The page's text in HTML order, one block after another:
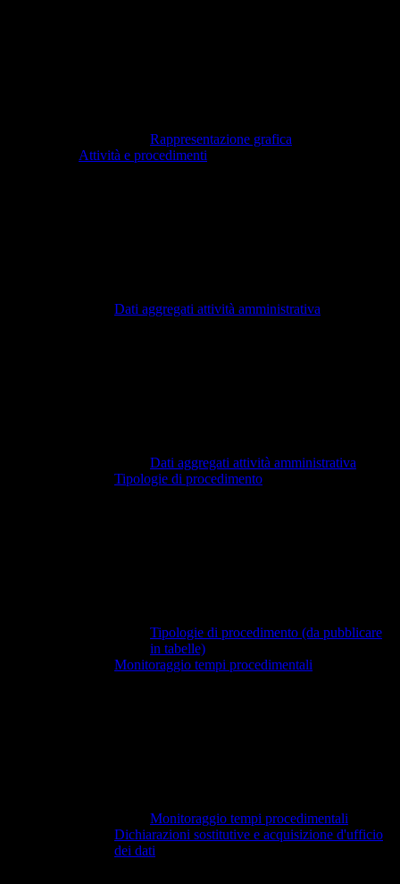
Rappresentazione grafica
Attività e procedimenti
Dati aggregati attività amministrativa
Dati aggregati attività amministrativa
Tipologie di procedimento
Tipologie di procedimento (da pubblicare
in tabelle)
Monitoraggio tempi procedimentali
Monitoraggio tempi procedimentali
Dichiarazioni sostitutive e acquisizione d'ufficio
dei dati